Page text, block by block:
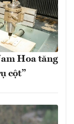
Hoa tăng
cột”